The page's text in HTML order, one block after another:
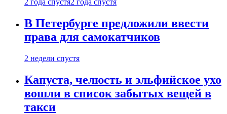
2 года спустя2 года спустя
В Петербурге предложили ввести
права для самокатчиков
2 недели спустя
Капуста, челюсть и эльфийское ухо
вошли в список забытых вещей в
такси